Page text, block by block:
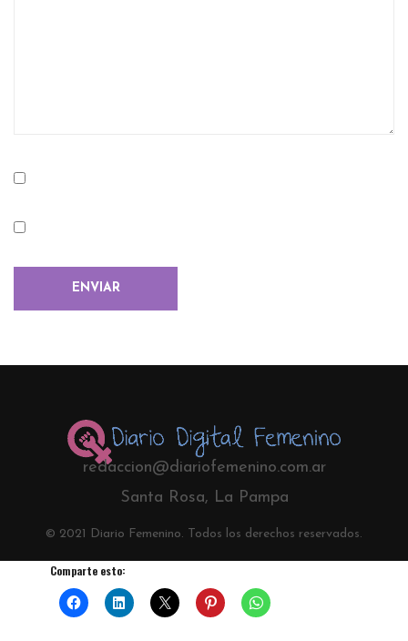
redaccion@diariofemenino.com.ar
Santa Rosa, La Pampa
© 2021 Diario Femenino. Todos los derechos reservados.
Comparte esto: